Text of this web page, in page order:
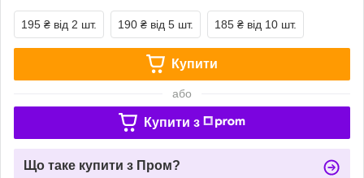
195 ₴ від 2 шт. 190 ₴ від 5 шт. 185 ₴ від 10 шт.
Купити
або
Купити з
Що таке купити з Пром?